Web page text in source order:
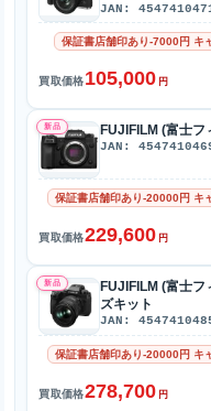
JAN:
保証書店舗印あり-7000円 キ
買取価格105,000 円
新品 FUJIFILM (富士フ
JAN:
保証書店舗印あり-20000円 キ
買取価格229,600 円
新品
FUJIFILM (富士
ズキット
JAN:
保証書店舗印あり-20000円 キ
買取価格278,700 円